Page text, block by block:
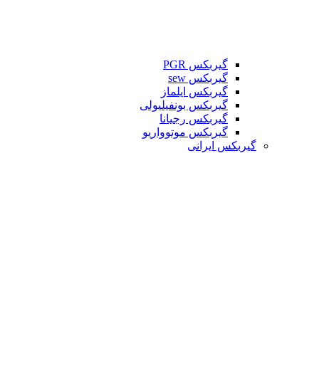
گیربکس PGR
گیربکس sew
گیربکس ایلماز
گیربکس بونفیلیولی
گیربکس رجیانا
گیربکس موتوواریو
گیربکس ایرانی